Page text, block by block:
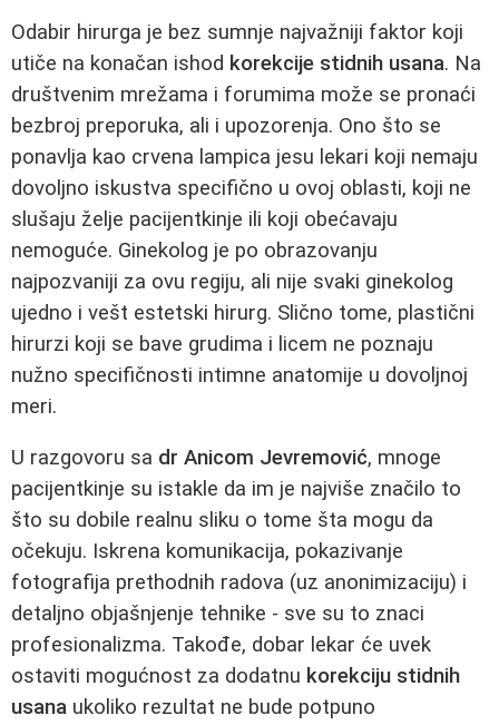
Odabir hirurga je bez sumnje najvažniji faktor koji
utiče na konačan ishod korekcije stidnih usana. Na
društvenim mrežama i forumima može se pronaći
bezbroj preporuka, ali i upozorenja. Ono što se
ponavlja kao crvena lampica jesu lekari koji nemaju
dovoljno iskustva specifično u ovoj oblasti, koji ne
slušaju želje pacijentkinje ili koji obećavaju
nemoguće. Ginekolog je po obrazovanju
najpozvaniji za ovu regiju, ali nije svaki ginekolog
ujedno i vešt estetski hirurg. Slično tome, plastični
hirurzi koji se bave grudima i licem ne poznaju
nužno specifičnosti intimne anatomije u dovoljnoj
meri.
U razgovoru sa dr Anicom Jevremović, mnoge
pacijentkinje su istakle da im je najviše značilo to
što su dobile realnu sliku o tome šta mogu da
očekuju. Iskrena komunikacija, pokazivanje
fotografija prethodnih radova (uz anonimizaciju) i
detaljno objašnjenje tehnike - sve su to znaci
profesionalizma. Takođe, dobar lekar će uvek
ostaviti mogućnost za dodatnu korekciju stidnih
usana ukoliko rezultat ne bude potpuno